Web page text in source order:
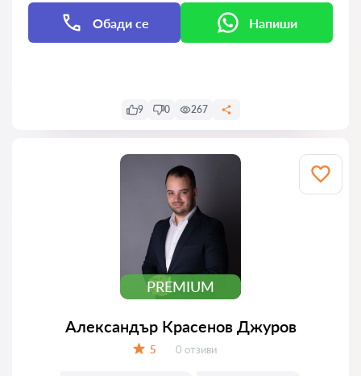
Обади се Напиши
9 0 267
PREMIUM
Александър Красенов Джуров
5 Отзиви:
0 отзиви